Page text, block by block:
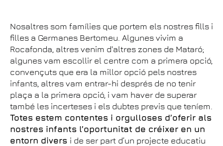
Nosaltres som famílies que portem els nostres fills i
filles a Germanes Bertomeu. Algunes vivim a
Rocafonda, altres venim d'altres zones de Mataró;
algunes vam escollir el centre com a primera opció,
convençuts que era la millor opció pels nostres
infants, altres vam entrar-hi després de no tenir
plaça a la primera opció, i vam haver de superar
també les incerteses i els dubtes previs que teníem.
Totes estem contentes i orgulloses d’oferir als
nostres infants l’oportunitat de créixer en un
entorn divers i de ser part d’un projecte educatiu